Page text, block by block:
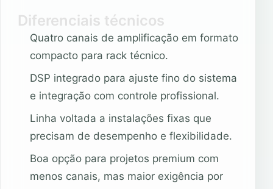
Diferenciais técnicos
Quatro canais de amplificação em formato
compacto para rack técnico.
DSP integrado para ajuste fino do sistema
e integração com controle profissional.
Linha voltada a instalações fixas que
precisam de desempenho e flexibilidade.
Boa opção para projetos premium com
menos canais, mas maior exigência por